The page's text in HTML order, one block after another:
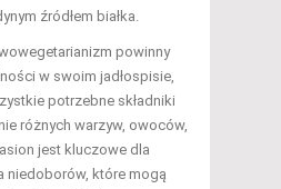
źródłem białka.
powinny
w swoim jadłospisie,
potrzebne składniki
różnych warzyw, owoców,
jest kluczowe dla
niedoborów, które mogą